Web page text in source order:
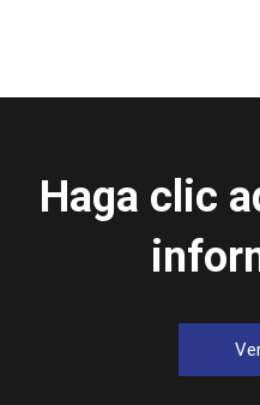
Haga clic